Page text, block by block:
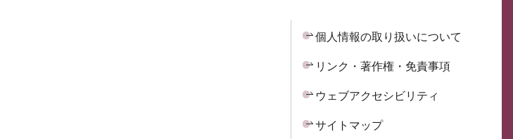
個人情報の取り扱いについて
リンク・著作権・免責事項
ウェブアクセシビリティ
サイトマップ